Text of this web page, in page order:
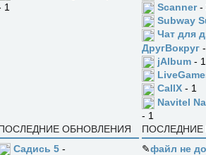
1
Scanner-
Subway
Чат для
ДругВокруг
jAlbum - 1
CallX - 1
Navitel
- 1
ОБНОВЛЕНИЯ
Садись 5 -
✎файл не